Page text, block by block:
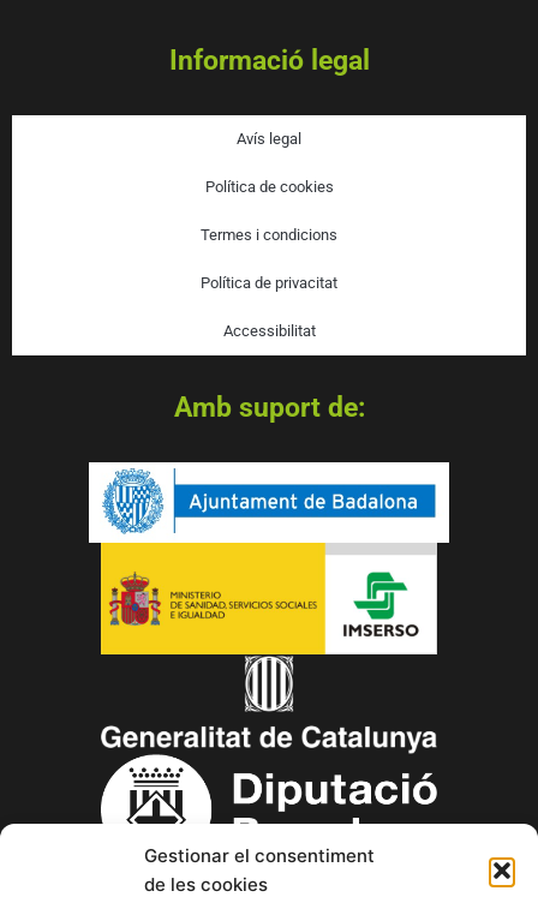
Gestionar el consentiment
de les cookies
Informació legal
Avís legal
Política de cookies
Termes i condicions
Política de privacitat
Accessibilitat
Amb suport de: